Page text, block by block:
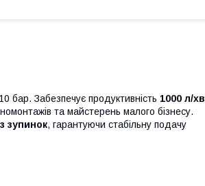
бар. Забезпечує продуктивність 1000 л/хв
та майстерень малого бізнесу.
зупинок, гарантуючи стабільну подачу